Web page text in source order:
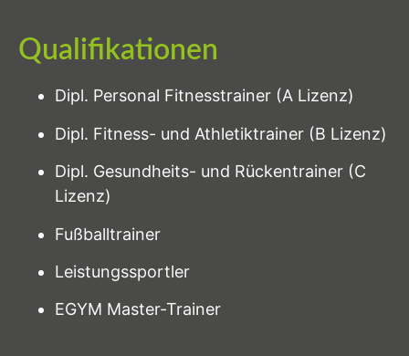
Qualifikationen
Dipl. Personal Fitnesstrainer (A Lizenz)
Dipl. Fitness- und Athletiktrainer (B Lizenz)
Dipl. Gesundheits- und Rückentrainer (C
Lizenz)
Fußballtrainer
Leistungssportler
EGYM Master-Trainer